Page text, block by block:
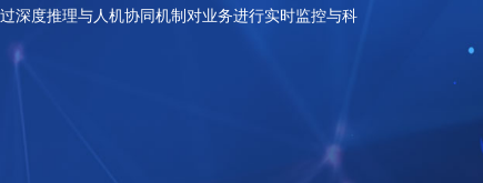
深度推理与人机协同机制对业务进行实时监控与科